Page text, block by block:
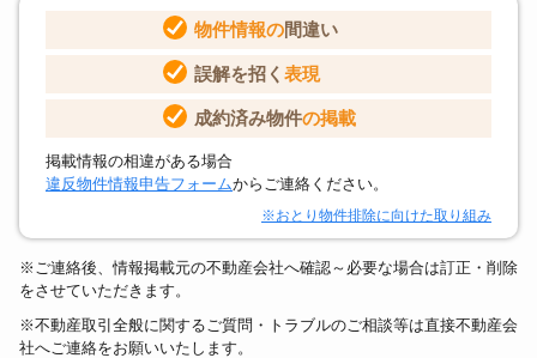
物件情報の間違い
誤解を招く 表現
成約済み物件の掲載
掲載情報の相違がある場合
違反物件情報申告フォームからご連絡ください。
※おとり物件排除に向けた取り組み
※ご連絡後、情報掲載元の不動産会社へ確認～必要な場合は訂正・削除
をさせていただきます。
※不動産取引全般に関するご質問・トラブルのご相談等は直接不動産会
社へご連絡をお願いいたします。